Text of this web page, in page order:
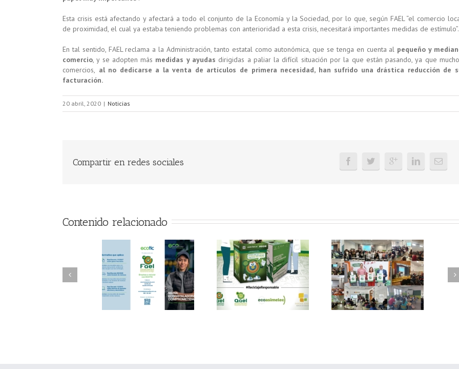
Esta crisis está afectando y afectará a todo el conjunto de la Economía y la Sociedad, por lo que, según FAEL “el comercio
de proximidad, el cual ya estaba teniendo problemas con anterioridad a esta crisis, necesitará importantes medidas de estímulo”.
En tal sentido, FAEL reclama a la Administración, tanto estatal como autonómica, que se tenga en cuenta al pequeño y
comercio , y se adopten más medidas y ayudas dirigidas a paliar la difícil situación por la que están pasando, ya que
comercios,
al no dedicarse a la venta de artículos de primera necesidad, han sufrido una drástica reducción de
facturación.
20 abril, 2020 | Noticias
Compartir en redes sociales
Contenido relacionado
FAEL/AAEL y
FAEL, Ecoasimelec y
Parque Joyero
Córdoba, colaboran
FAEL, junto con
Ecoasimelec, visitan
16 centros
Ya disponible el
vídeo Webinar
«Facturación